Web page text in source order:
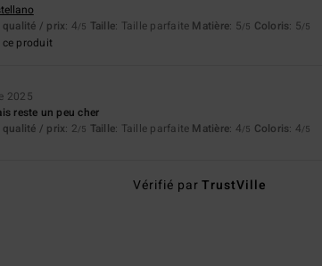
qualité / prix: 4/5 Taille: Taille parfaite Matière: 5/5 Coloris: 5/5
produit
2025
reste un peu cher
qualité / prix: 2/5 Taille: Taille parfaite Matière: 4/5 Coloris: 4/5
Vérifié parTrustVille